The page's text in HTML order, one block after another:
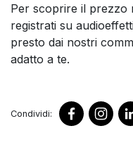
Per scoprire il prezzo
registrati su
presto dai nostri
adatto a te.
Condividi: